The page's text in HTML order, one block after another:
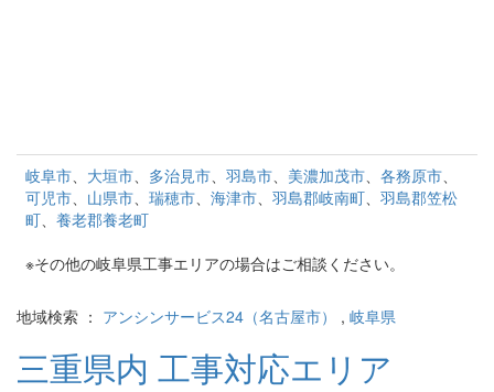
岐阜市、 大垣市、 多治見市、 羽島市、 美濃加茂市、 各務原市、
可児市、 山県市、 瑞穂市、 海津市、 羽島郡岐南町、 羽島郡笠松
町、 養老郡養老町
※その他の岐阜県工事エリアの場合はご相談ください。
地域検索 ： アンシンサービス24（名古屋市） , 岐阜県
三重県内 工事対応エリア